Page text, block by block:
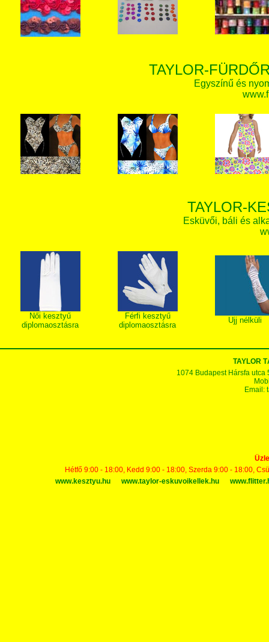
TAYLOR-
Egyszínű és
TAYLOR-
Esküvői, báli és
Női kesztyű
diplomaosztásra
Férfi kesztyű
diplomaosztásra
Ujj nélküli
TAYLOR
1074 Budapest Hársfa utca
Email:
Hétfő 9:00 - 18:00, Kedd 9:00 - 18:00, Szerda 9:00 - 18:00,
www.kesztyu.hu
www.taylor-eskuvoikellek.hu